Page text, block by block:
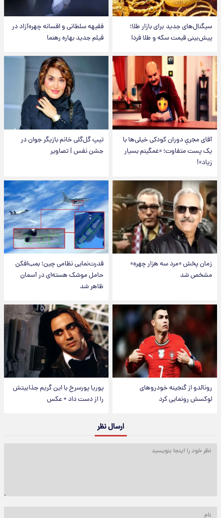
سیگنال‌های جدید برای بازار طلا؛
پیش‌بینی قیمت سکه و طلا فردا
فقیهه سلطانی و افسانه چهره‌آزاد در
فیلم جدید بهاره رهنما
آقای مجریِ دوران کودکی خیلی‌ها با
یک پست متفاوت؛ «غمگینم بسیار
زیاد»!
تیپ گل‌گلی خانم بازیگر جوان در
جشن نفس | تصاویر
زمان پخش «مرد سه هزار چهره»
مشخص شد
قدرت‌نمایی نظامی چین؛ بمب‌افکن
حامل موشک هسته‌ای در آسمان
ظاهر شد
رونالدو از گنجینه خودروهای
لوکسش رونمایی کرد
پوریا پورسرخ با این گریم جذابیتش
را از دست داد + عکس
ارسال نظر